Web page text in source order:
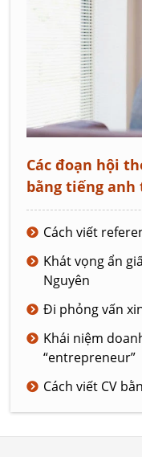
Các đoạn hội
bằng tiếng anh
Cách viết
Khát vọng ẩn
Nguyên
Đi phỏng vấn
Khái niệm
“entrepreneur”
Cách viết CV